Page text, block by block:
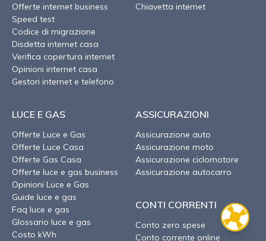
Offerte internet business
Speed test
Codice di migrazione
Disdetta internet casa
Verifica copertura internet
Opinioni internet casa
Gestori internet e telefono
Chiavetta internet
LUCE E GAS
Offerte Luce e Gas
Offerte Luce Casa
Offerte Gas Casa
Offerte luce e gas business
Opinioni Luce e Gas
Guide luce e gas
Faq luce e gas
Glossario luce e gas
Costo kWh
ASSICURAZIONI
Assicurazione auto
Assicurazione moto
Assicurazione ciclomotore
Assicurazione autocarro
CONTI CORRENTI
Conto zero spese
Conto corrente online